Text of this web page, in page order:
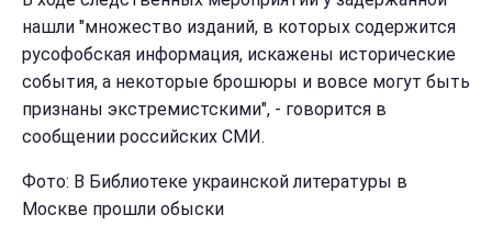
нашли "множество изданий, в которых содержится
русофобская информация, искажены исторические
события, а некоторые брошюры и вовсе могут быть
признаны экстремистскими", - говорится в
сообщении российских СМИ.
Фото: В Библиотеке украинской литературы в
Москве прошли обыски